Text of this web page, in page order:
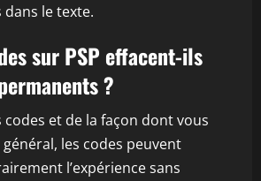
dans le texte.
sur PSP effacent-ils
?
codes et de la façon dont vous
les codes peuvent
l’expérience sans